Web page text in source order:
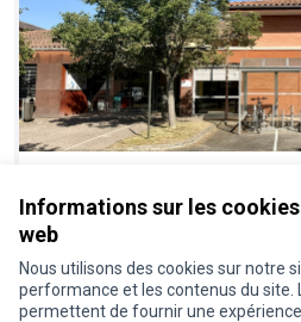
Informations sur les
web
Nous utilisons des cookies sur notre
performance et les contenus du site.
permettent de fournir une
des bâtiments publics !
de panneaux
des équipements
Proposition officielle 0